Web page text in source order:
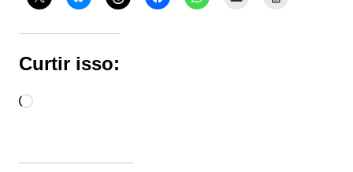
Curtir isso:
Carregando...